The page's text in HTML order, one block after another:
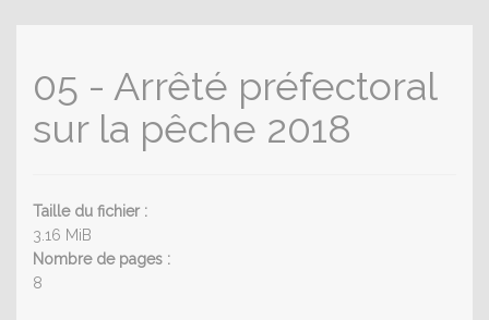
05 - Arrêté préfectoral
sur la pêche 2018
Taille du fichier :
3.16 MiB
Nombre de pages :
8